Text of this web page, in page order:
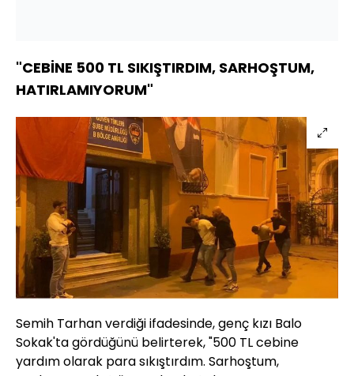
"CEBİNE 500 TL SIKIŞTIRDIM, SARHOŞTUM,
HATIRLAMIYORUM"
Semih Tarhan verdiği ifadesinde, genç kızı Balo
Sokak'ta gördüğünü belirterek, "500 TL cebine
yardım olarak para sıkıştırdım. Sarhoştum,